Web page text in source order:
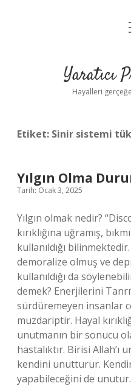
Yaratıcı
Hayalleri
Etiket: Sinir sistemi
Yılgın Olma
Tarih: Ocak 3, 2025
Yılgın olmak nedir?
kırıklığına uğramış,
kullanıldığı
demoralize olmuş ve
kullanıldığı da
demek? Enerjilerini
sürdüremeyen insanlar
muzdariptir. Hayal
unutmanın bir sonucu
hastalıktır. Birisi Allah’ı
kendini unutturur.
yapabileceğini de